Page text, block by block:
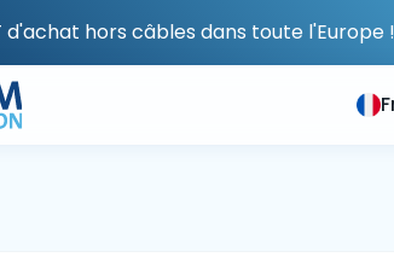
d'achat hors câbles dans toute l'Europe !